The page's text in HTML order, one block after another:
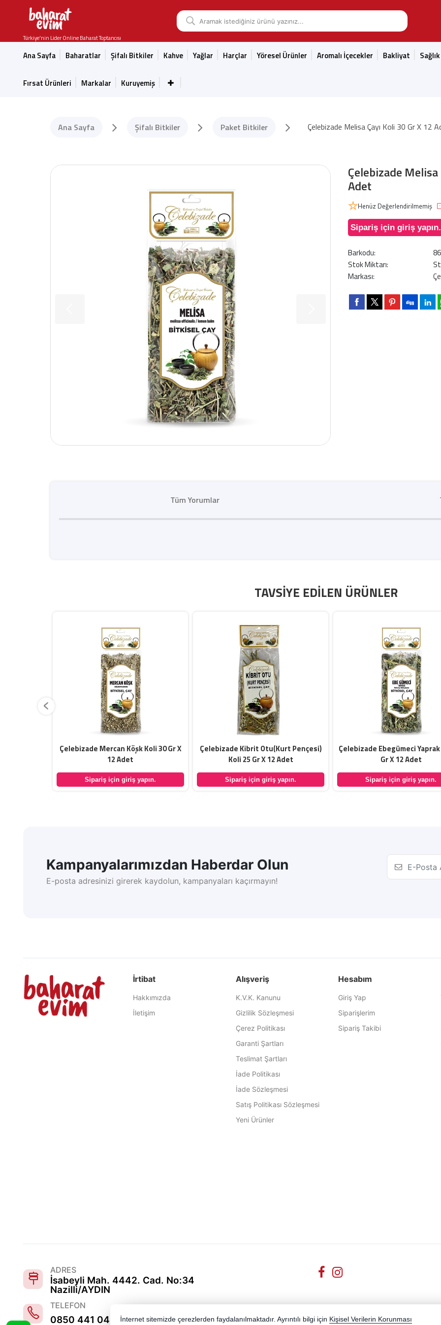
Türkiye'nin Lider Online Baharat Toptancısı
Ana Sayfa Baharatlar Şifalı Bitkiler Kahve Yağlar Harçlar Yöresel Ürünler Aromalı İçecekler Bakliyat
Fırsat Ürünleri Markalar Kuruyemiş
Ana Sayfa Şifalı Bitkiler Paket Bitkiler Çelebizade Melisa Çayı Koli 30 Gr X 12
Çelebizade Melisa
Adet
Henüz Değerlendirilmemiş
Sipariş için giriş yapın.
Barkodu:
Stok Miktarı:
Markası:
Tüm Yorumlar
TAVSIYE EDILEN ÜRÜNLER
Çelebizade Mercan Köşk Koli 30 Gr X
12 Adet
Sipariş için giriş yapın.
Çelebizade Kibrit Otu(Kurt Pençesi)
Koli 25 Gr X 12 Adet
Sipariş için giriş yapın.
Çelebizade Ebegümeci
Gr X 12 Adet
Sipariş için giriş yapın.
‹
Kampanyalarımızdan Haberdar Olun
E-posta adresinizi girerek kaydolun, kampanyaları kaçırmayın!
İrtibat
Hakkımızda
İletişim
Alışveriş
K.V.K. Kanunu
Gizlilik Sözleşmesi
Çerez Politikası
Garanti Şartları
Teslimat Şartları
İade Politikası
İade Sözleşmesi
Satış Politikası Sözleşmesi
Yeni Ürünler
Hesabım
Giriş Yap
Siparişlerim
Sipariş Takibi
ADRES
İsabeyli Mah. 4442. Cad. No:34
Nazilli/AYDIN
TELEFON
0850 441 0486İnternet sitemizde çerezlerden faydalanılmaktadır. Ayrıntılı bilgi için Kişisel Verilerin Korunması